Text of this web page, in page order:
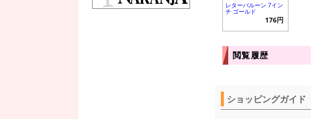
レターバルーン 7イン
チ ゴールド
176円
閲覧履歴
ショッピングガイド